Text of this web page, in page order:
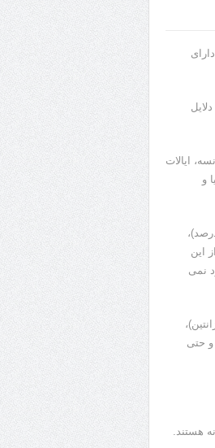
ایالات
و
بالاترین درصد ریزش موی مردانه همگی در منطقه غربی قرار دارند و اسپانیا (۴۴.۵۰ درصد)،
از این
نمی
و حتی
هستند.